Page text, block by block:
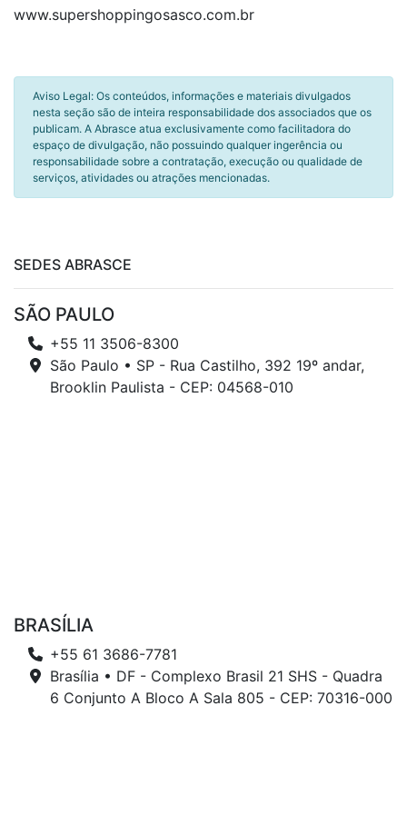
www.supershoppingosasco.com.br
Aviso Legal: Os conteúdos, informações e materiais divulgados
nesta seção são de inteira responsabilidade dos associados que os
publicam. A Abrasce atua exclusivamente como facilitadora do
espaço de divulgação, não possuindo qualquer ingerência ou
responsabilidade sobre a contratação, execução ou qualidade de
serviços, atividades ou atrações mencionadas.
SEDES ABRASCE
SÃO PAULO
+55 11 3506-8300
São Paulo • SP - Rua Castilho, 392 19º andar,
Brooklin Paulista - CEP: 04568-010
BRASÍLIA
+55 61 3686-7781
Brasília • DF - Complexo Brasil 21 SHS - Quadra
6 Conjunto A Bloco A Sala 805 - CEP: 70316-000